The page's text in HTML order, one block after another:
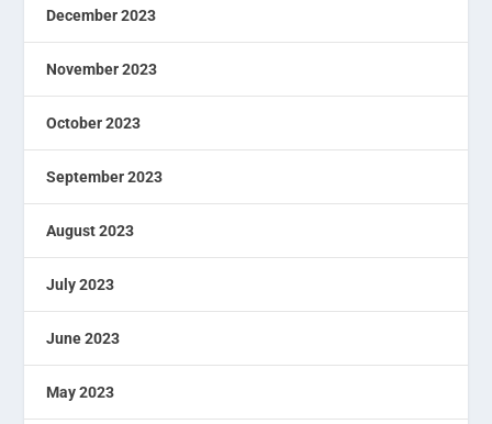
December 2023
November 2023
October 2023
September 2023
August 2023
July 2023
June 2023
May 2023